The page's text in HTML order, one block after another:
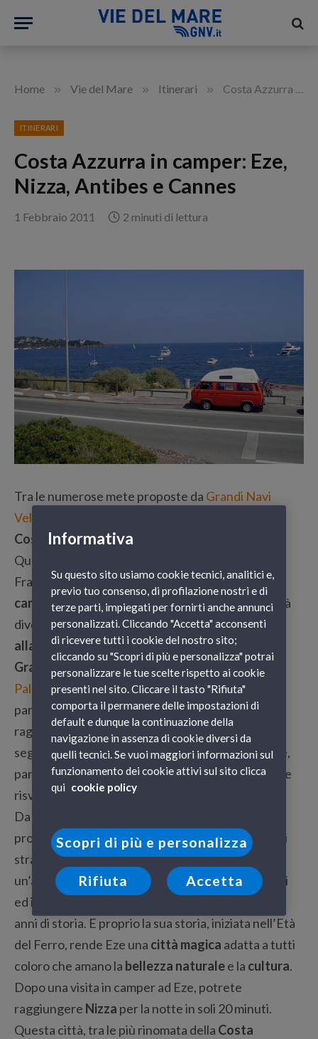
Home » Vie del Mare » Itinerari » Costa Azzurra in camper: Eze, Nizza, Antibes e Cannes
ITINERARI
Costa Azzurra in camper: Eze,
Nizza, Antibes e Cannes
1 Febbraio 2011 2 minuti di lettura
Tra le numerose mete proposte da Grandi Navi
Veloci
Costa Azzurra!
Questa bellissima zona al confine tra Italia e
Francia è unameta idealeper una vacanza in
camperperché ogni giorno si può visitare una città
diversa, in poco tempo esenza stancarsi troppo
alla guida!
Grandi Navi Veloci
propone le linee traghetti
Palermo – GenovaePorto Torres – Genova
partendo daPalermoin serata è possibile
raggiungere Genova nel pomeriggio del giorno
seguente; daPorto Torresil viaggio dura 12 ore e,
partendo verso ora di cena, potrete comodamente
risvegliarvi a Genova il mattino seguente.
Da
proponiamo della Côte d’Azur èEze, a sole 2 ore di
strada. Questa località è caratterizzata da
un’architettura antichissima e da un insieme di stili
ed influenze che hanno attraversato più di 2.000
anni di storia. E proprio la sua storia, iniziata nell’Età
del Ferro, rende Eze una città magica adatta a tutti
coloro che amano la bellezza naturalee la cultura.
Dopo una visita in camper ad Eze, potrete
raggiungere Nizza per la notte in soli 20 minuti.
Questa città, tra le più rinomata della Costa
Informativa
Su questo sito usiamo cookie tecnici, analitici e,
previo tuo consenso, di profilazione nostri e di
terze parti, impiegati per fornirti anche annunci
personalizzati. Cliccando "Accetta" acconsenti
di ricevere tutti i cookie del nostro sito;
cliccando su "Scopri di più e personalizza" potrai
personalizzare le tue scelte rispetto ai cookie
presenti nel sito. Cliccare il tasto "Rifiuta"
comporta il permanere delle impostazioni di
default e dunque la continuazione della
navigazione in assenza di cookie diversi da
quelli tecnici. Se vuoi maggiori informazioni sul
funzionamento dei cookie attivi sul sito clicca
qui cookie policy
Scopri di più e personalizza
Rifiuta Accetta